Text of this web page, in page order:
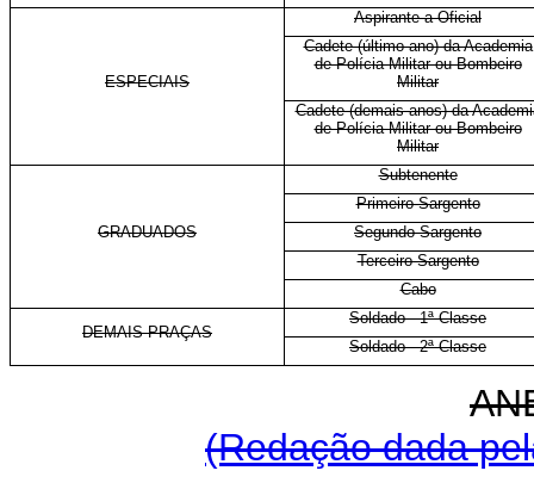
ESPECIAIS
Aspirante a Oficial
Cadete (último ano) da Academia
de Polícia Militar ou Bombeiro
Militar
Cadete (demais anos) da
de Polícia Militar ou Bombeiro
Militar
GRADUADOS
Subtenente
Primeiro-Sargento
Segundo-Sargento
Terceiro-Sargento
Cabo
DEMAIS PRAÇAS
Soldado - 1ª Classe
Soldado - 2ª Classe
(Redação dada